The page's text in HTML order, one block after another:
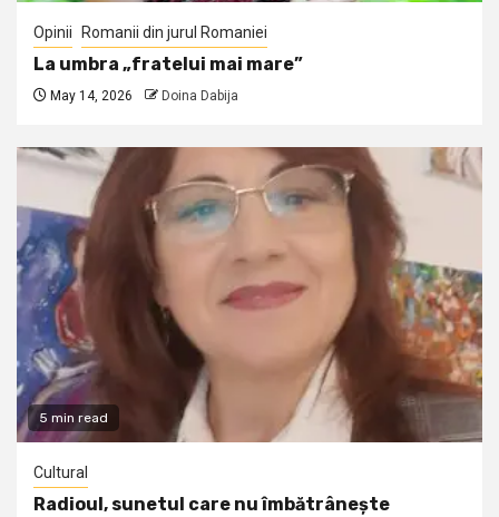
Opinii Romanii din jurul Romaniei
La umbra „fratelui mai mare”
May 14, 2026 Doina Dabija
5 min read
Cultural
Radioul, sunetul care nu îmbătrânește